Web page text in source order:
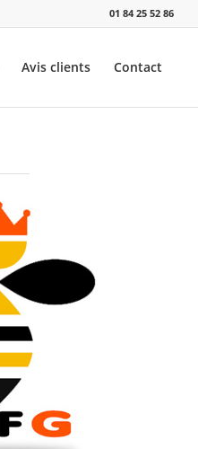
01 84 25 52 86
Avis clients Contact